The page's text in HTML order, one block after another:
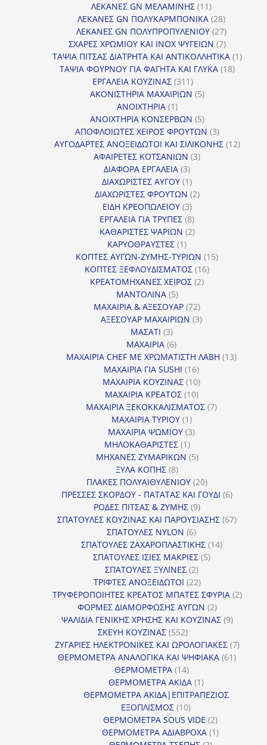
ΛΕΚΑΝΕΣ GN ΜΕΛΑΜΙΝΗΣ 1111
προϊόντα
ΛΕΚΑΝΕΣ GN ΠΟΛΥΚΑΡΜΠΟΝΙΚΑ 2828
προϊόντα
ΛΕΚΑΝΕΣ GN ΠΟΛΥΠΡΟΠΥΛΕΝΙΟΥ 2727
προϊόντα
ΣΧΑΡΕΣ ΧΡΩΜΙΟΥ ΚΑΙ INOX ΨΥΓΕΙΩΝ 77
προϊόντα
ΤΑΨΙΑ ΠΙΤΣΑΣ ΔΙΑΤΡΗΤΑ ΚΑΙ ΑΝΤΙΚΟΛΛΗΤΙΚΑ 11
ΤΑΨΙΑ ΦΟΥΡΝΟΥ ΓΙΑ ΦΑΓΗΤΑ ΚΑΙ ΓΛΥΚΑ 1818
ΕΡΓΑΛΕΙΑ ΚΟΥΖΙΝΑΣ 311311
προϊόντα
ΑΚΟΝΙΣΤΗΡΙΑ ΜΑΧΑΙΡΙΩΝ 55
ΑΝΟΙΧΤΗΡΙΑ 11
προϊόν
ΑΝΟΙΧΤΗΡΙΑ ΚΟΝΣΕΡΒΩΝ 55
προϊόντα
ΑΠΟΦΛΟΙΩΤΕΣ ΧΕΙΡΟΣ ΦΡΟΥΤΩΝ 33
προϊόντα
ΑΥΓΟΔΑΡΤΕΣ ΑΝΟΞΕΙΔΩΤΟΙ ΚΑΙ ΣΙΛΙΚΟΝΗΣ 1212
ΑΦΑΙΡΕΤΕΣ ΚΟΤΣΑΝΙΩΝ 33
ΔΙΑΦΟΡΑ ΕΡΓΑΛΕΙΑ 33
προϊόντα
ΔΙΑΧΩΡΙΣΤΕΣ ΑΥΓΟΥ 11
προϊόν
ΔΙΑΧΩΡΙΣΤΕΣ ΦΡΟΥΤΩΝ 22
ΕΙΔΗ ΚΡΕΟΠΩΛΕΙΟΥ 33
προϊόντα
ΕΡΓΑΛΕΙΑ ΓΙΑ ΤΡΥΠΕΣ 88
προϊόντα
ΚΑΘΑΡΙΣΤΕΣ ΨΑΡΙΩΝ 22
ΚΑΡΥΟΘΡΑΥΣΤΕΣ 11
προϊόν
ΚΟΠΤΕΣ ΑΥΓΩΝ-ΖΥΜΗΣ-ΤΥΡΙΩΝ 1515
ΚΟΠΤΕΣ ΞΕΦΛΟΥΔΙΣΜΑΤΟΣ 1616
ΚΡΕΑΤΟΜΗΧΑΝΕΣ ΧΕΙΡΟΣ 22
ΜΑΝΤΟΛΙΝΑ 55
προϊόντα
ΜΑΧΑΙΡΙΑ & ΑΞΕΣΟΥΑΡ 7272
προϊόντα
ΑΞΕΣΟΥΑΡ ΜΑΧΑΙΡΙΩΝ 33
ΜΑΣΑΤΙ 33
προϊόντα
ΜΑΧΑΙΡΙΑ 66
προϊόντα
ΜΑΧΑΙΡΙΑ CHEF ΜΕ ΧΡΩΜΑΤΙΣΤΗ ΛΑΒΗ 1313
ΜΑΧΑΙΡΙΑ ΓΙΑ SUSHI 1616
προϊόντα
ΜΑΧΑΙΡΙΑ ΚΟΥΖΙΝΑΣ 1010
προϊόντα
ΜΑΧΑΙΡΙΑ ΚΡΕΑΤΟΣ 1010
προϊόντα
ΜΑΧΑΙΡΙΑ ΞΕΚΟΚΚΑΛΙΣΜΑΤΟΣ 77
ΜΑΧΑΙΡΙΑ ΤΥΡΙΟΥ 11
προϊόν
ΜΑΧΑΙΡΙΑ ΨΩΜΙΟΥ 33
ΜΗΛΟΚΑΘΑΡΙΣΤΕΣ 11
προϊόν
ΜΗΧΑΝΕΣ ΖΥΜΑΡΙΚΩΝ 55
ΞΥΛΑ ΚΟΠΗΣ 88
προϊόντα
ΠΛΑΚΕΣ ΠΟΛΥΑΙΘΥΛΕΝΙΟΥ 2020
προϊόντα
ΠΡΕΣΣΕΣ ΣΚΟΡΔΟΥ - ΠΑΤΑΤΑΣ ΚΑΙ ΓΟΥΔΙ 66
ΡΟΔΕΣ ΠΙΤΣΑΣ & ΖΥΜΗΣ 99
προϊόντα
ΣΠΑΤΟΥΛΕΣ ΚΟΥΖΙΝΑΣ ΚΑΙ ΠΑΡΟΥΣΙΑΣΗΣ 6767
ΣΠΑΤΟΥΛΕΣ NYLON 66
προϊόντα
ΣΠΑΤΟΥΛΕΣ ΖΑΧΑΡΟΠΛΑΣΤΙΚΗΣ 1414
ΣΠΑΤΟΥΛΕΣ ΙΣΙΕΣ ΜΑΚΡΙΕΣ 55
ΣΠΑΤΟΥΛΕΣ ΞΥΛΙΝΕΣ 22
προϊόντα
ΤΡΙΦΤΕΣ ΑΝΟΞΕΙΔΩΤΟΙ 2222
προϊόντα
ΤΡΥΦΕΡΟΠΟΙΗΤΕΣ ΚΡΕΑΤΟΣ ΜΠΑΤΕΣ ΣΦΥΡΙΑ 22
ΦΟΡΜΕΣ ΔΙΑΜΟΡΦΩΣΗΣ ΑΥΓΩΝ 22
προϊόντα
ΨΑΛΙΔΙΑ ΓΕΝΙΚΗΣ ΧΡΗΣΗΣ ΚΑΙ ΚΟΥΖΙΝΑΣ 99
ΣΚΕΥΗ ΚΟΥΖΙΝΑΣ 552552
προϊόντα
ΖΥΓΑΡΙΕΣ ΗΛΕΚΤΡΟΝΙΚΕΣ ΚΑΙ ΩΡΟΛΟΓΙΑΚΕΣ 77
ΘΕΡΜΟΜΕΤΡΑ ΑΝΑΛΟΓΙΚΑ ΚΑΙ ΨΗΦΙΑΚΑ 6161
ΘΕΡΜΟΜΕΤΡΑ 1414
προϊόντα
ΘΕΡΜΟΜΕΤΡΑ ΑΚΙΔΑ 11
προϊόν
ΘΕΡΜΟΜΕΤΡΑ ΑΚΙΔΑ|ΕΠΙΤΡΑΠΕΖΙΟΣ
ΕΞΟΠΛΙΣΜΟΣ 1010
προϊόντα
ΘΕΡΜΟΜΕΤΡΑ SOUS VIDE 22
προϊόντα
ΘΕΡΜΟΜΕΤΡΑ ΑΔΙΑΒΡΟΧΑ 11